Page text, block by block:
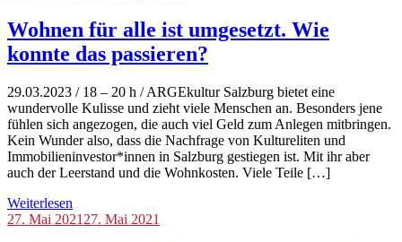
der
Wohnungsnot,
Veranstaltungen
Wohnen für alle ist umgesetzt. Wie
konnte das passieren?
29.03.2023 / 18 – 20 h / ARGEkultur Salzburg bietet eine
wundervolle Kulisse und zieht viele Menschen an. Besonders jene
fühlen sich angezogen, die auch viel Geld zum Anlegen mitbringen.
Kein Wunder also, dass die Nachfrage von Kultureliten und
Immobilieninvestor*innen in Salzburg gestiegen ist. Mit ihr aber
auch der Leerstand und die Wohnkosten. Viele Teile […]
Weiterlesen
Blog,
27. Mai 2021 27. Mai 2021